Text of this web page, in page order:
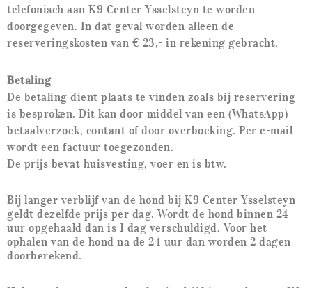
telefonisch aan K9 Center Ysselsteyn te worden
doorgegeven. In dat geval worden alleen de
reserveringskosten van € 23,- in rekening gebracht.
Betaling
De betaling dient plaats te vinden zoals bij reservering
is besproken. Dit kan door middel van een (WhatsApp)
betaalverzoek, contant of door overboeking. Per e-mail
wordt een factuur toegezonden.
De prijs bevat huisvesting, voer en is btw.
Bij langer verblijf van de hond bij K9 Center Ysselsteyn
geldt dezelfde prijs per dag.Wordt de hond binnen 24
uur opgehaald dan is 1 dag verschuldigd. Voor het
ophalen van de hond na de 24 uur dan worden 2 dagen
doorberekend.